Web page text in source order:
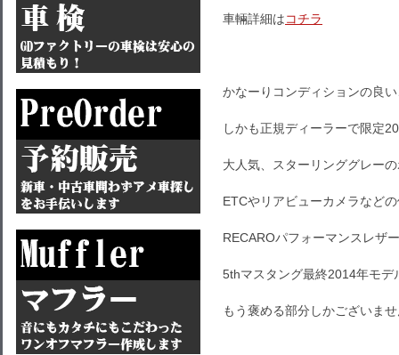
車輛詳細はコチラ
かなーりコンディションの良
しかも正規ディーラーで限定
大人気、スターリンググレー
ETCやリアビューカメラなど
RECAROパフォーマンスレザ
5thマスタング最終2014年モデ
もう褒める部分しかございま